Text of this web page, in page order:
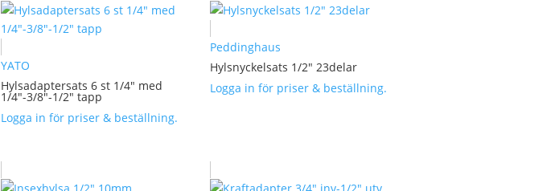
YATO
Hylsadaptersats 6 st 1/4″ med
1/4″-3/8″-1/2″ tapp
Logga in för priser & beställning.
Peddinghaus
Hylsnyckelsats 1/2″ 23delar
Logga in för priser & beställning.